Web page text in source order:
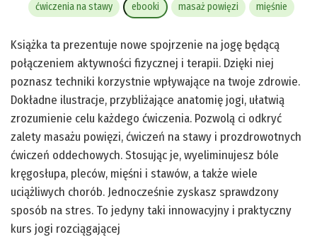
ćwiczenia na stawy ebooki masaż powięzi mięśnie
Książka ta prezentuje nowe spojrzenie na jogę będącą
połączeniem aktywności fizycznej i terapii. Dzięki niej
poznasz techniki korzystnie wpływające na twoje zdrowie.
Dokładne ilustracje, przybliżające anatomię jogi, ułatwią
zrozumienie celu każdego ćwiczenia. Pozwolą ci odkryć
zalety masażu powięzi, ćwiczeń na stawy i prozdrowotnych
ćwiczeń oddechowych. Stosując je, wyeliminujesz bóle
kręgosłupa, pleców, mięśni i stawów, a także wiele
uciążliwych chorób. Jednocześnie zyskasz sprawdzony
sposób na stres. To jedyny taki innowacyjny i praktyczny
kurs jogi rozciągającej